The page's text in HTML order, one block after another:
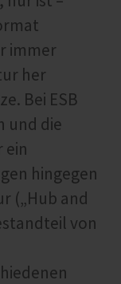
immer
her
Bei ESB
und die
ein
hingegen
(„Hub and
von